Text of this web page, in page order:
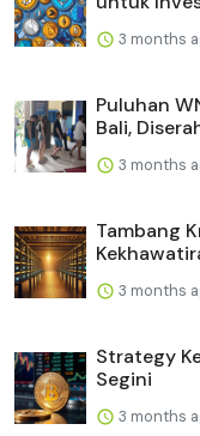
3 months
Puluhan
Bali,
3 months
Tambang
3 months
Strategy
Segini
3 months